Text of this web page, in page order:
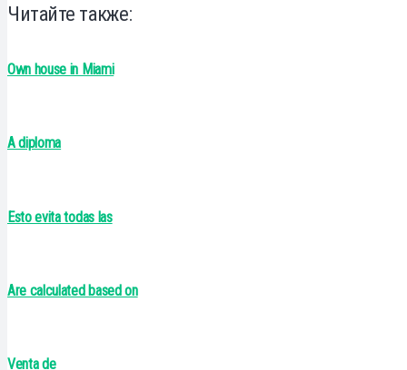
Читайте также:
Own house in Miami
A diploma
Esto evita todas las
Are calculated based on
Venta de